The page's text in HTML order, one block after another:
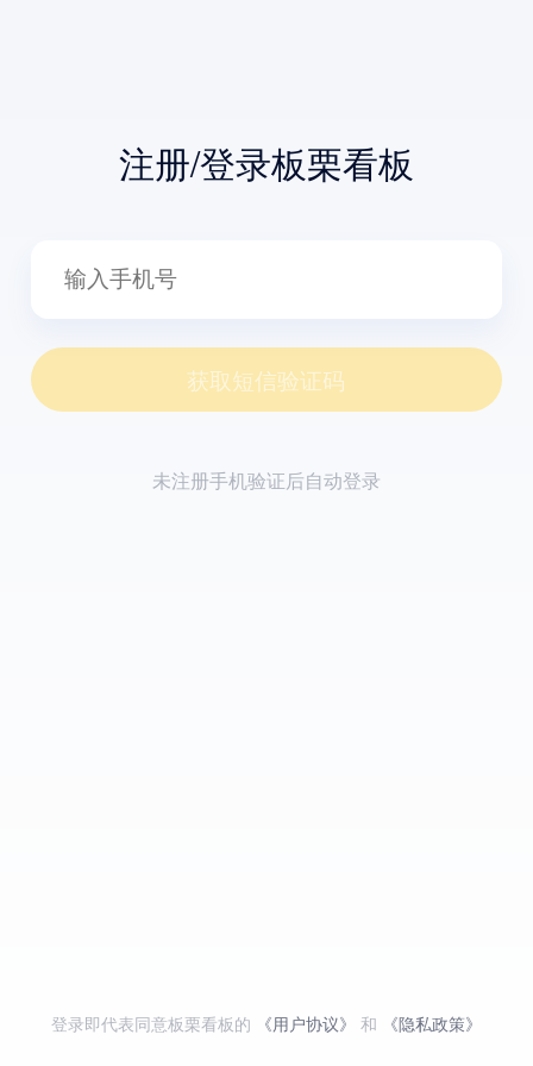
注册/登录板栗看板
获取短信验证码
未注册手机验证后自动登录
登录即代表同意板栗看板的 《用户协议》 和 《隐私政策》